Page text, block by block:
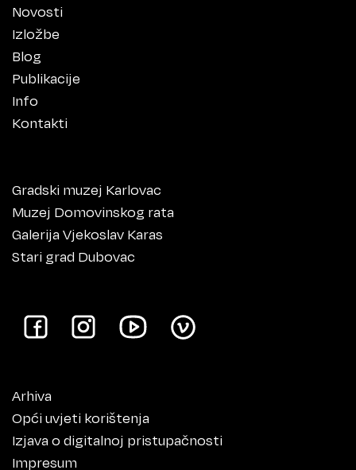
Novosti
Izložbe
Blog
Publikacije
Info
Kontakti
Gradski muzej Karlovac
Muzej Domovinskog rata
Galerija Vjekoslav Karas
Stari grad Dubovac
Arhiva
Opći uvjeti korištenja
Izjava o digitalnoj pristupačnosti
Impresum